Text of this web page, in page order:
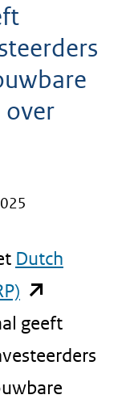
Dutch
(opent
in
nieuw
venster)
geeft